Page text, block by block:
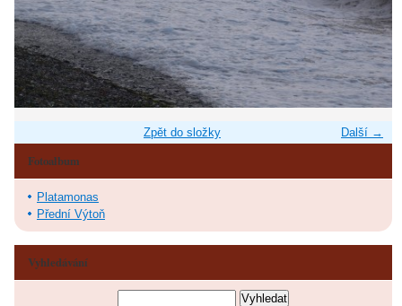
Další →
Zpět do složky
Fotoalbum
Platamonas
Přední Výtoň
Vyhledávání